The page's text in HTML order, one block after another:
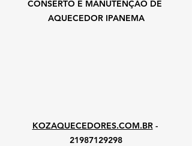
CONSERTO E MANUTENÇÃO DE
AQUECEDOR IPANEMA
KOZAQUECEDORES.COM.BR -
21987129298